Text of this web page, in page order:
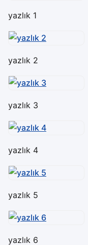
yazlık 1
yazlık 2
yazlık 3
yazlık 4
yazlık 5
yazlık 6